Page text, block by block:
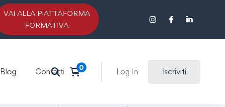
VAI ALLA PIATTAFORMA
FORMATIVA
Blog Contatti Log In Iscriviti